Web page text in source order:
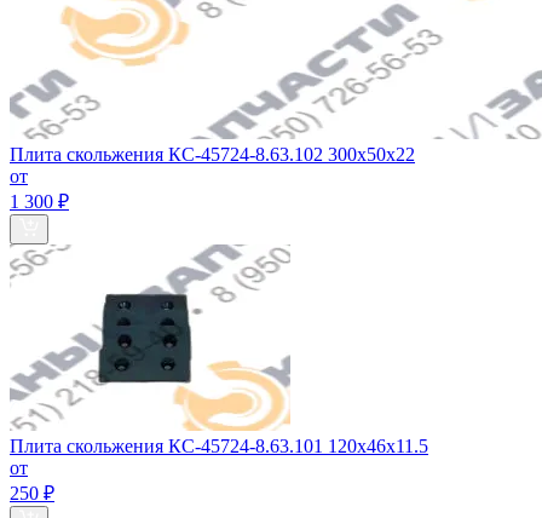
Плита скольжения КС-45724-8.63.102 300х50х22
от
1 300 ₽
Плита скольжения КС-45724-8.63.101 120х46х11.5
от
250 ₽